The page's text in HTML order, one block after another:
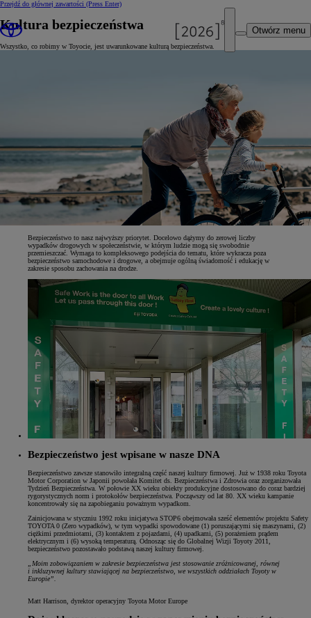
Przejdź do głównej zawartości (Press Enter)
Otwórz menu
Kultura bezpieczeństwa
Wszystko, co robimy w Toyocie, jest uwarunkowane kulturą bezpieczeństwa.
Bezpieczeństwo to nasz najwyższy priorytet. Docelowo dążymy do zerowej liczby
wypadków drogowych w społeczeństwie, w którym ludzie mogą się swobodnie
przemieszczać. Wymaga to kompleksowego podejścia do tematu, które wykracza poza
bezpieczeństwo samochodowe i drogowe, a obejmuje ogólną świadomość i edukację w
zakresie sposobu zachowania na drodze.
Bezpieczeństwo jest wpisane w nasze DNA
Bezpieczeństwo zawsze stanowiło integralną część naszej kultury firmowej. Już w 1938 roku Toyota
Motor Corporation w Japonii powołała Komitet ds. Bezpieczeństwa i Zdrowia oraz zorganizowała
Tydzień Bezpieczeństwa. W połowie XX wieku obiekty produkcyjne dostosowano do coraz bardziej
rygorystycznych norm i protokołów bezpieczeństwa. Począwszy od lat 80. XX wieku kampanie
koncentrowały się na zapobieganiu poważnym wypadkom.
Zainicjowana w styczniu 1992 roku inicjatywa STOP6 obejmowała sześć elementów projektu Safety
TOYOTA 0 (Zero wypadków), w tym wypadki spowodowane (1) poruszającymi się maszynami, (2)
ciężkimi przedmiotami, (3) kontaktem z pojazdami, (4) upadkami, (5) porażeniem prądem
elektrycznym i (6) wysoką temperaturą. Odnosząc się do Globalnej Wizji Toyoty 2011,
bezpieczeństwo pozostawało podstawą naszej kultury firmowej.
„Moim zobowiązaniem w zakresie bezpieczeństwa jest stosowanie zróżnicowanej, równej
i inkluzywnej kultury stawiającej na bezpieczeństwo, we wszystkich oddziałach Toyoty w
Europie”.
Matt Harrison, dyrektor operacyjny Toyota Motor Europe